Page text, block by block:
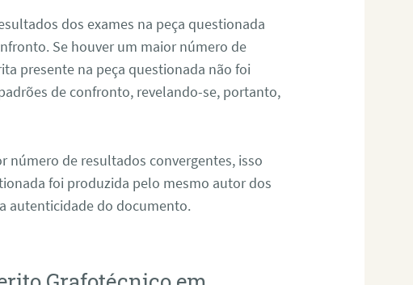
dos exames na peça questionada
Se houver um maior número de
presente na peça questionada não foi
de confronto, revelando-se, portanto,
número de resultados convergentes, isso
foi produzida pelo mesmo autor dos
autenticidade do documento.